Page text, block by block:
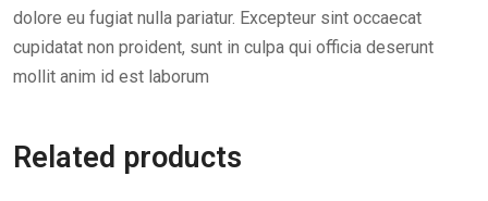
dolore eu fugiat nulla pariatur. Excepteur sint occaecat
cupidatat non proident, sunt in culpa qui officia deserunt
mollit anim id est laborum
Related products